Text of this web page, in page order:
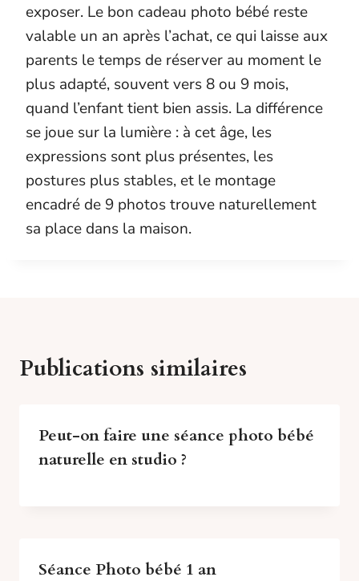
exposer. Le bon cadeau photo bébé reste
valable un an après l’achat, ce qui laisse aux
parents le temps de réserver au moment le
plus adapté, souvent vers 8 ou 9 mois,
quand l’enfant tient bien assis. La différence
se joue sur la lumière : à cet âge, les
expressions sont plus présentes, les
postures plus stables, et le montage
encadré de 9 photos trouve naturellement
sa place dans la maison.
Publications similaires
Peut-on faire une séance photo bébé
naturelle en studio ?
Séance Photo bébé 1 an